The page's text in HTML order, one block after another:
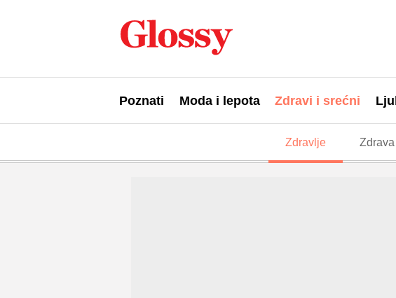
Poznati Moda i lepota Zdravi i srećni
Zdravlje